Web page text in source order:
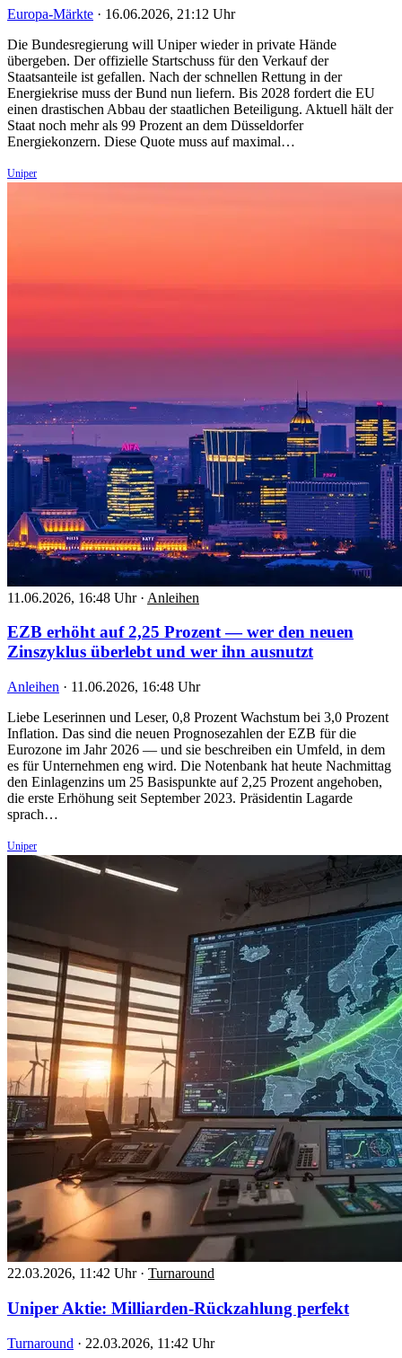
Europa-Märkte · 16.06.2026, 21:12 Uhr
Die Bundesregierung will Uniper wieder in private Hände
übergeben. Der offizielle Startschuss für den Verkauf der
Staatsanteile ist gefallen. Nach der schnellen Rettung in der
Energiekrise muss der Bund nun liefern. Bis 2028 fordert die EU
einen drastischen Abbau der staatlichen Beteiligung. Aktuell hält der
Staat noch mehr als 99 Prozent an dem Düsseldorfer
Energiekonzern. Diese Quote muss auf maximal…
Uniper
11.06.2026, 16:48 Uhr · Anleihen
EZB erhöht auf 2,25 Prozent — wer den neuen
Zinszyklus überlebt und wer ihn ausnutzt
Anleihen · 11.06.2026, 16:48 Uhr
Liebe Leserinnen und Leser, 0,8 Prozent Wachstum bei 3,0 Prozent
Inflation. Das sind die neuen Prognosezahlen der EZB für die
Eurozone im Jahr 2026 — und sie beschreiben ein Umfeld, in dem
es für Unternehmen eng wird. Die Notenbank hat heute Nachmittag
den Einlagenzins um 25 Basispunkte auf 2,25 Prozent angehoben,
die erste Erhöhung seit September 2023. Präsidentin Lagarde
sprach…
Uniper
22.03.2026, 11:42 Uhr · Turnaround
Uniper Aktie: Milliarden-Rückzahlung perfekt
Turnaround · 22.03.2026, 11:42 Uhr